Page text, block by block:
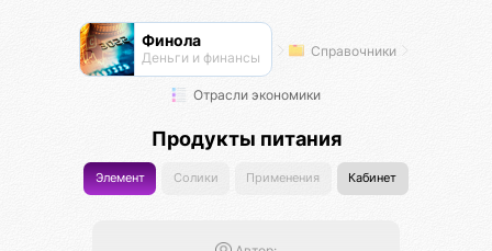
Финола
Деньги и финансы Справочники
Отрасли экономики
Продукты питания
Элемент Солики Применения Кабинет